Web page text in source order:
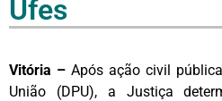
Ufes
Vitória – Após ação civil
União (DPU), a Justiça